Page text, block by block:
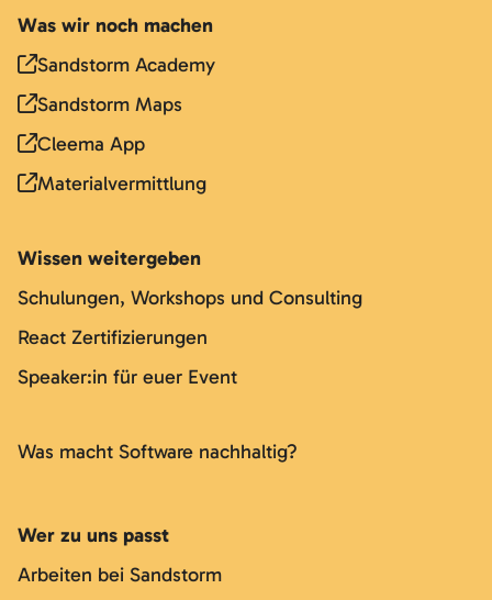
Was wir noch machen
Sandstorm Academy
Sandstorm Maps
Cleema App
Materialvermittlung
Wissen weitergeben
Schulungen, Workshops und Consulting
React Zertifizierungen
Speaker:in für euer Event
Was macht Software nachhaltig?
Wer zu uns passt
Arbeiten bei Sandstorm